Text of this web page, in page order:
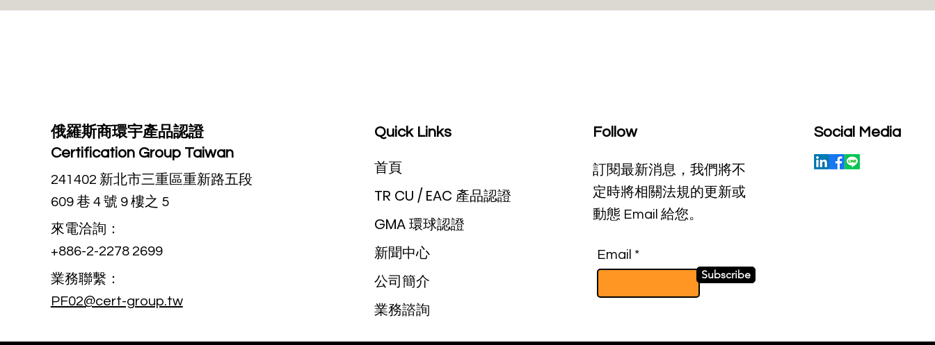
俄羅斯商環宇產品認證
Certification Group Taiwan
241402 新北市三重區重新路五段
609 巷 4 號 9 樓之 5
來電洽詢：
+886-2-2278 2699
業務聯繫：
PF02@cert-group.tw
Quick Links
首頁
TR CU / EAC 產品認證
GMA 環球認證
新聞中心
公司簡介
業務諮詢
Follow
訂閱最新消息，我們將不
定時將相關法規的更新或
動態 Email 給您。
Email
Subscribe
Social Media